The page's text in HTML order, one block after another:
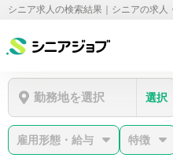
シニア求人の検索結果｜シニアの求
勤務地を選択 選択
雇用形態・給与 特徴